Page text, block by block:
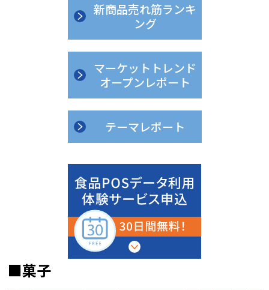
新商品売れ筋ランキ
ング
マーケットトレンド
オープンレポート
テーマレポート
■菓子